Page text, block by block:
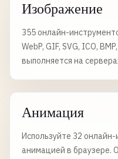
Изображение
355 онлайн-
WebP, GIF, SVG, ICO,
выполняется на
Анимация
Используйте 32
анимацией в браузере.